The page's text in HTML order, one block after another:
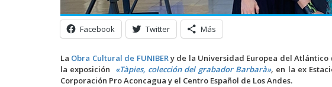
Facebook Twitter Más
La Obra Cultural de FUNIBERy de la Universidad Europea del Atlántico
la exposición «Tàpies, colección del grabador Barbarà», en la ex
Corporación Pro Aconcagua y el Centro Español de Los Andes.